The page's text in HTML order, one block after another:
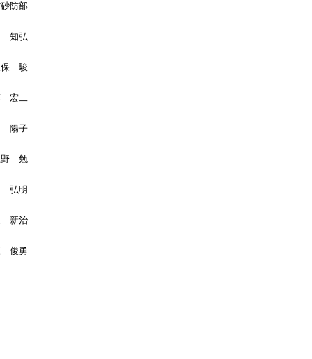
防部
知弘
保 駿
宏二
陽子
野 勉
弘明
新治
俊勇